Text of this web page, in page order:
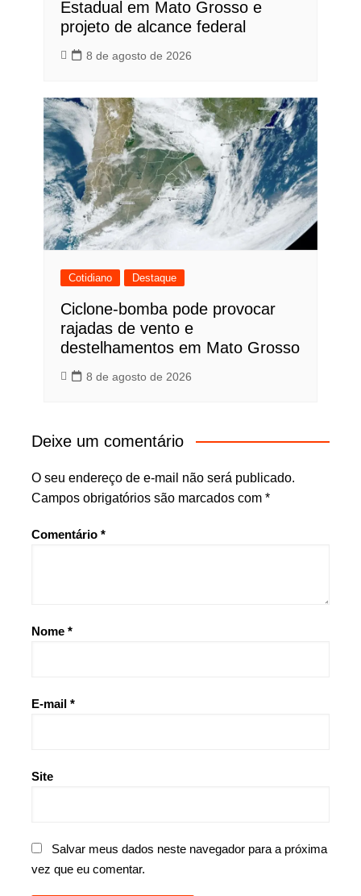
Estadual em Mato Grosso e
projeto de alcance federal
8 de agosto de 2026
Cotidiano Destaque
Ciclone-bomba pode provocar
rajadas de vento e
destelhamentos em Mato Grosso
8 de agosto de 2026
Deixe um comentário
O seu endereço de e-mail não será publicado.
Campos obrigatórios são marcados com *
Comentário *
Nome *
E-mail *
Site
Salvar meus dados neste navegador para a próxima
vez que eu comentar.